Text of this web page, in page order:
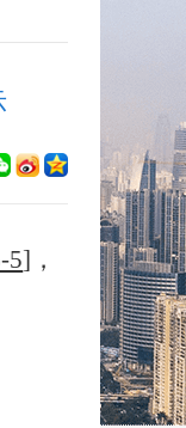
5]，